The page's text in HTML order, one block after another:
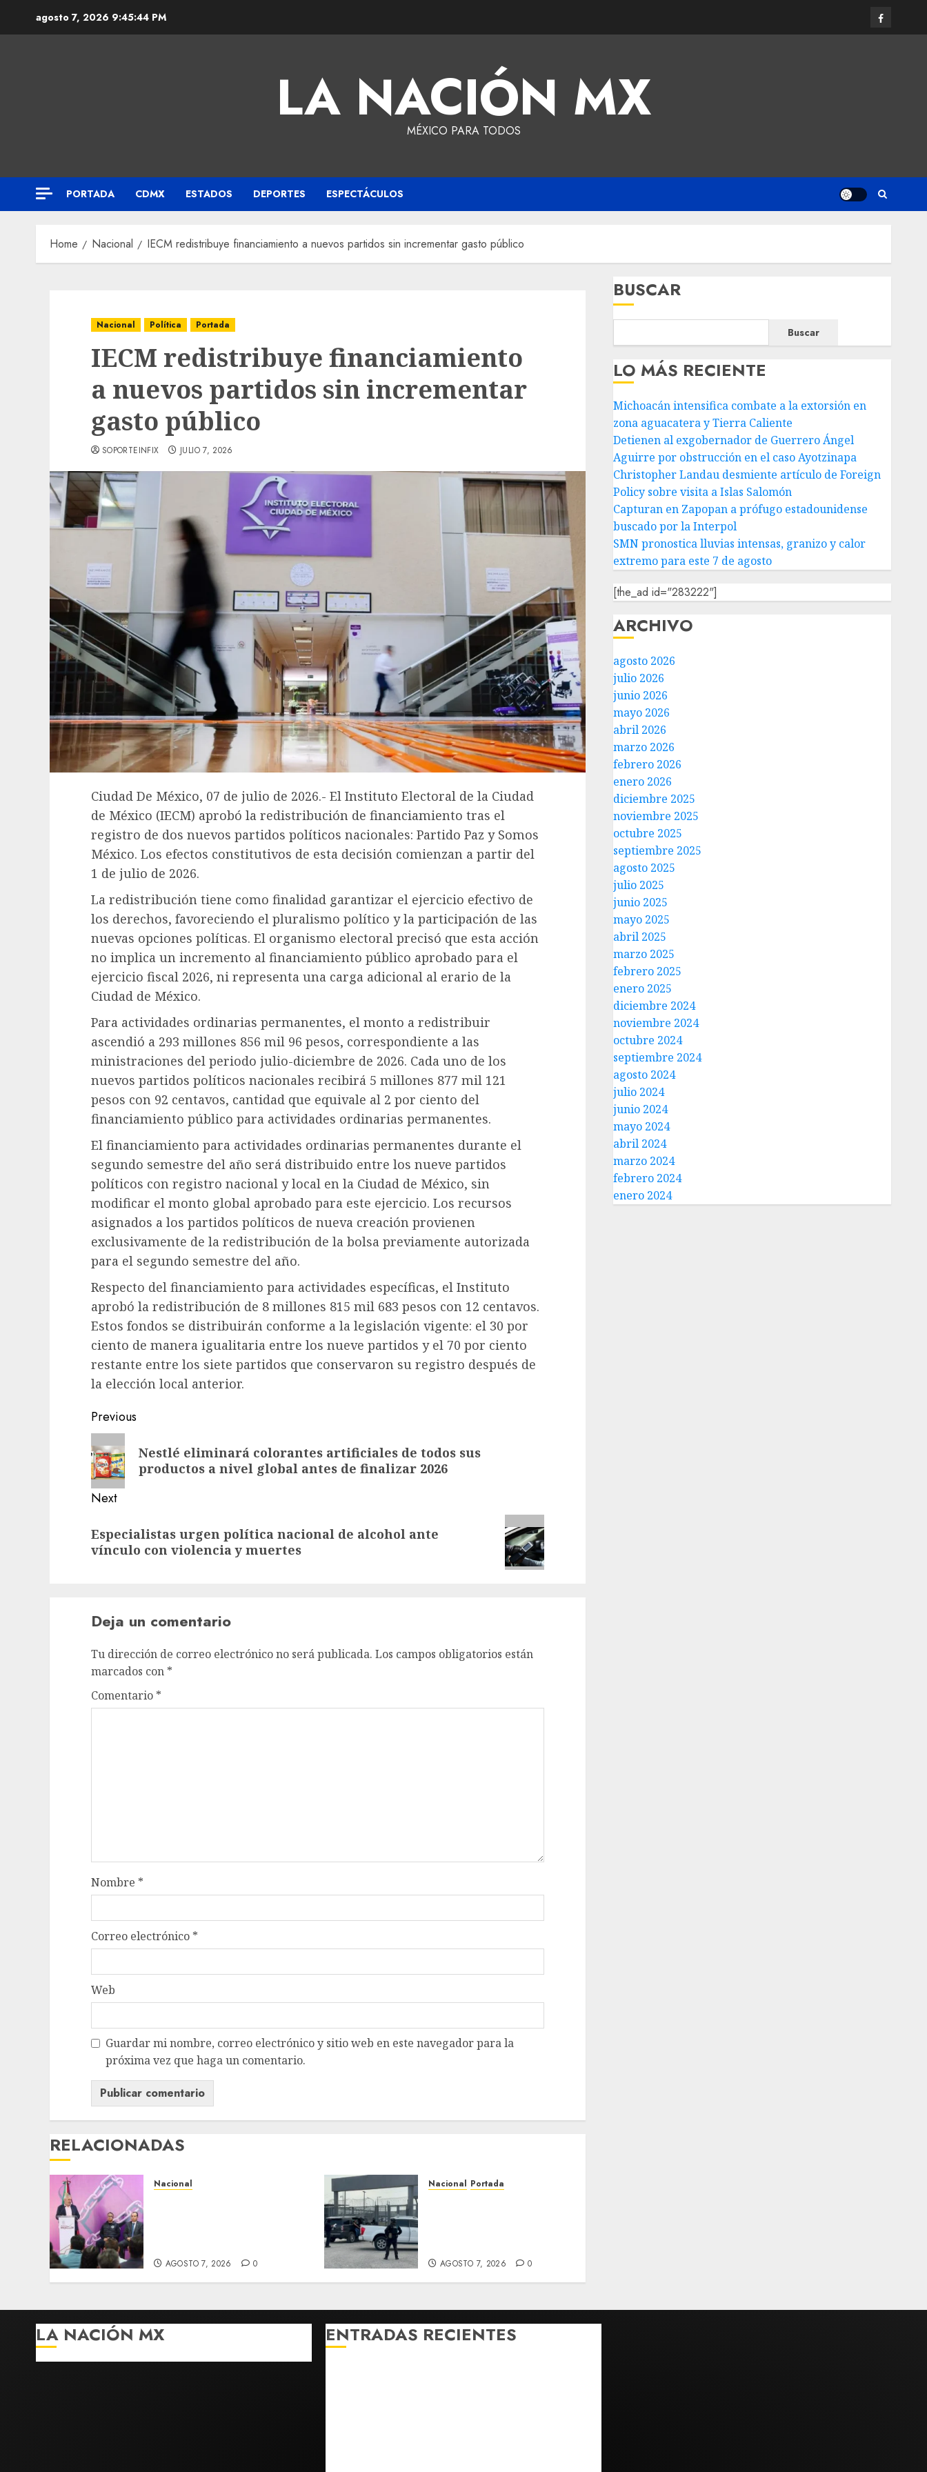
agosto 7, 2026 9:45:44 PM
LA NACIÓN MX
MÉXICO PARA TODOS
PORTADA CDMX ESTADOS DEPORTES ESPECTÁCULOS
Home Nacional IECM redistribuye financiamiento a nuevos partidos sin incrementar gasto público
Nacional Política Portada
IECM redistribuye financiamiento
a nuevos partidos sin incrementar
gasto público
SOPORTEINFIX JULIO 7, 2026
Ciudad De México, 07 de julio de 2026.- El Instituto Electoral de la Ciudad
de México (IECM) aprobó la redistribución de financiamiento tras el
registro de dos nuevos partidos políticos nacionales: Partido Paz y Somos
México. Los efectos constitutivos de esta decisión comienzan a partir del
1 de julio de 2026.
La redistribución tiene como finalidad garantizar el ejercicio efectivo de
los derechos, favoreciendo el pluralismo político y la participación de las
nuevas opciones políticas. El organismo electoral precisó que esta acción
no implica un incremento al financiamiento público aprobado para el
ejercicio fiscal 2026, ni representa una carga adicional al erario de la
Ciudad de México.
Para actividades ordinarias permanentes, el monto a redistribuir
ascendió a 293 millones 856 mil 96 pesos, correspondiente a las
ministraciones del periodo julio-diciembre de 2026. Cada uno de los
nuevos partidos políticos nacionales recibirá 5 millones 877 mil 121
pesos con 92 centavos, cantidad que equivale al 2 por ciento del
financiamiento público para actividades ordinarias permanentes.
El financiamiento para actividades ordinarias permanentes durante el
segundo semestre del año será distribuido entre los nueve partidos
políticos con registro nacional y local en la Ciudad de México, sin
modificar el monto global aprobado para este ejercicio. Los recursos
asignados a los partidos políticos de nueva creación provienen
exclusivamente de la redistribución de la bolsa previamente autorizada
para el segundo semestre del año.
Respecto del financiamiento para actividades específicas, el Instituto
aprobó la redistribución de 8 millones 815 mil 683 pesos con 12 centavos.
Estos fondos se distribuirán conforme a la legislación vigente: el 30 por
ciento de manera igualitaria entre los nueve partidos y el 70 por ciento
restante entre los siete partidos que conservaron su registro después de
la elección local anterior.
Previous
Nestlé eliminará colorantes artificiales de todos sus
productos a nivel global antes de finalizar 2026
Next
Especialistas urgen política nacional de alcohol ante
vínculo con violencia y muertes
Deja un comentario
Tu dirección de correo electrónico no será publicada. Los campos obligatorios están
marcados con *
Comentario *
Nombre *
Correo electrónico *
Web
Guardar mi nombre, correo electrónico y sitio web en este navegador para la
próxima vez que haga un comentario.
RELACIONADAS
Nacional
AGOSTO 7, 2026 0
Nacional Portada
AGOSTO 7, 2026 0
BUSCAR
Buscar
LO MÁS RECIENTE
Michoacán intensifica combate a la extorsión en
zona aguacatera y Tierra Caliente
Detienen al exgobernador de Guerrero Ángel
Aguirre por obstrucción en el caso Ayotzinapa
Christopher Landau desmiente artículo de Foreign
Policy sobre visita a Islas Salomón
Capturan en Zapopan a prófugo estadounidense
buscado por la Interpol
SMN pronostica lluvias intensas, granizo y calor
extremo para este 7 de agosto
[the_ad id="283222"]
ARCHIVO
agosto 2026
julio 2026
junio 2026
mayo 2026
abril 2026
marzo 2026
febrero 2026
enero 2026
diciembre 2025
noviembre 2025
octubre 2025
septiembre 2025
agosto 2025
julio 2025
junio 2025
mayo 2025
abril 2025
marzo 2025
febrero 2025
enero 2025
diciembre 2024
noviembre 2024
octubre 2024
septiembre 2024
agosto 2024
julio 2024
junio 2024
mayo 2024
abril 2024
marzo 2024
febrero 2024
enero 2024
LA NACIÓN MX ENTRADAS RECIENTES